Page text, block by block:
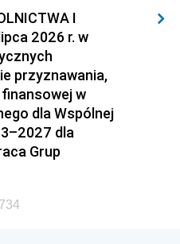
I
2026 r. w
przyznawania,
w
dla Wspólnej
dla
Grup